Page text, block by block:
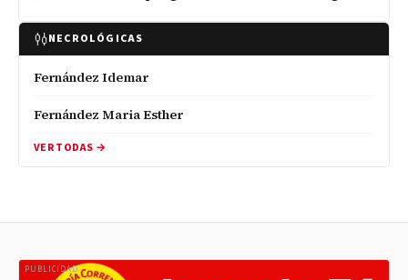
NECROLÓGICAS
Fernández Idemar
Fernández Maria Esther
VER TODAS →
PUBLICIDAD